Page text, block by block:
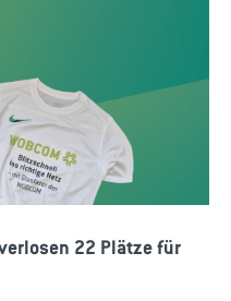
22 Plätze für